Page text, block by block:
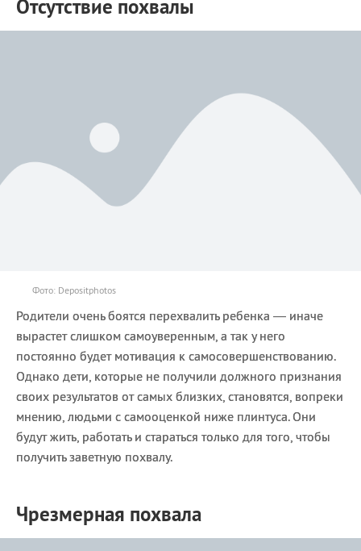
Отсутствие похвалы
Фото: Depositphotos
Родители очень боятся перехвалить ребенка — иначе
вырастет слишком самоуверенным, а так у него
постоянно будет мотивация к самосовершенствованию.
Однако дети, которые не получили должного признания
своих результатов от самых близких, становятся, вопреки
мнению, людьми с самооценкой ниже плинтуса. Они
будут жить, работать и стараться только для того, чтобы
получить заветную похвалу.
Чрезмерная похвала